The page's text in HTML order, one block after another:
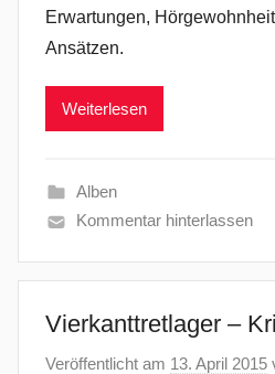
Erwartungen,
Ansätzen.
Weiterlesen
Alben
Kommentar hinterlassen
Vierkanttretlager –
Veröffentlicht am 13. April 2015